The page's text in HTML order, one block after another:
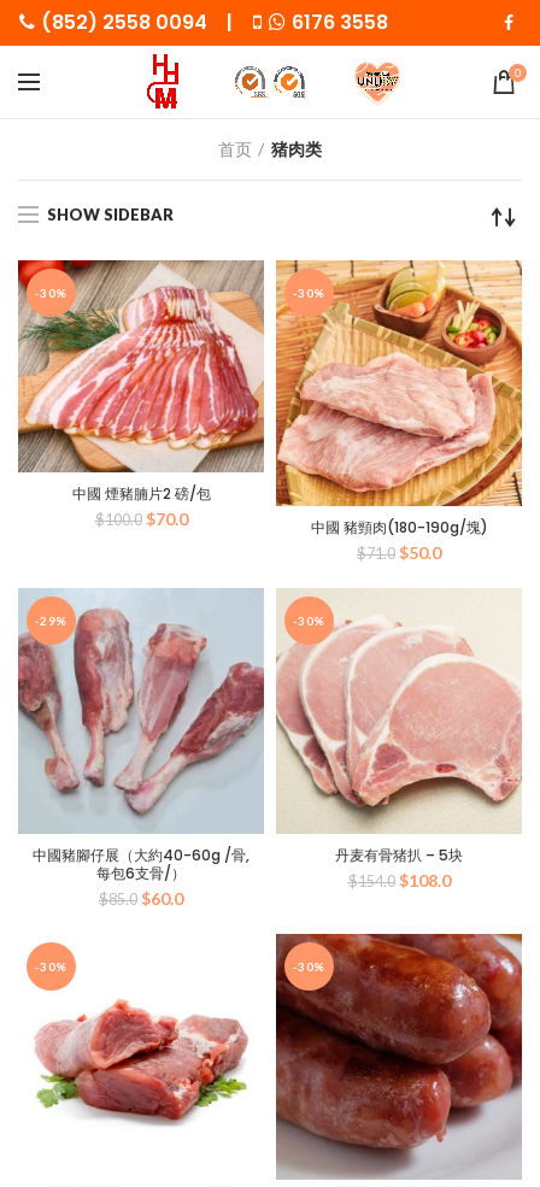
(852) 2558 0094 | 6176 3558
0
首页 猪肉类
SHOW SIDEBAR
-30%
中國 煙豬腩片2 磅/包
$100.0 原
$70.0当
$70.0。
-30%
中國 豬頸肉(180-190g/塊)
$71.0 原
为：
$50.0当
价
为：
$50.0。
-29%
中國豬腳仔展（大約40-60g /骨,
每包6支骨/）
$85.0 原
$60.0当
-30%
丹麦有骨猪扒 – 5块
$154.0 原
$154.0。
$108.0当
格
为：
$108.0。
-30% -30%